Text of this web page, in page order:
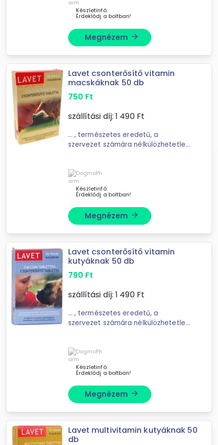
Készletinfó:
Érdeklődj a boltban!
Megnézem arrow_forward
Lavet csonterősítő vitamin
macskáknak 50 db
750 Ft
szállítási díj: 1 490Ft
... , természetes eredetű, a
szervezet számára nélkülözhetetlen
csonterősítő tabletta állatorvosok á
Készletinfó:
Érdeklődj a boltban!
Megnézem arrow_forward
Lavet csonterősítő vitamin
kutyáknak 50 db
790 Ft
szállítási díj: 1 490Ft
... , természetes eredetű, a
szervezet számára nélkülözhetetlen
csonterősítő tabletta állatorvosok á
Készletinfó:
Érdeklődj a boltban!
Megnézem arrow_forward
Lavet multivitamin kutyáknak 50
db